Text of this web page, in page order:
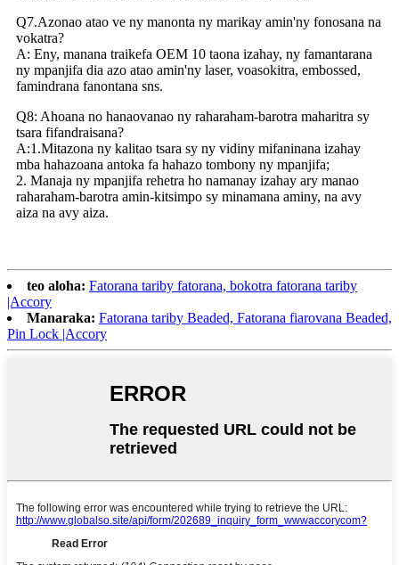
Q7.Azonao atao ve ny manonta ny marikay amin'ny fonosana na
vokatra?
A: Eny, manana traikefa OEM 10 taona izahay, ny famantarana
ny mpanjifa dia azo atao amin'ny laser, voasokitra, embossed,
famindrana fanontana sns.
Q8: Ahoana no hanaovanao ny raharaham-barotra maharitra sy
tsara fifandraisana?
A:1.Mitazona ny kalitao tsara sy ny vidiny mifaninana izahay
mba hahazoana antoka fa hahazo tombony ny mpanjifa;
2. Manaja ny mpanjifa rehetra ho namanay izahay ary manao
raharaham-barotra amin-kitsimpo sy minamana aminy, na avy
aiza na avy aiza.
teo aloha: Fatorana tariby fatorana, bokotra fatorana tariby
|Accory
Manaraka: Fatorana tariby Beaded, Fatorana fiarovana Beaded,
Pin Lock |Accory